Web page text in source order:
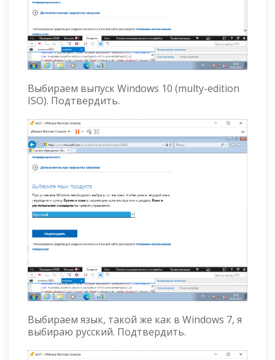
Выбираем выпуск Windows 10 (multy-edition
ISO). Подтвердить.
Выбираем язык, такой же как в Windows 7, я
выбираю русский. Подтвердить.